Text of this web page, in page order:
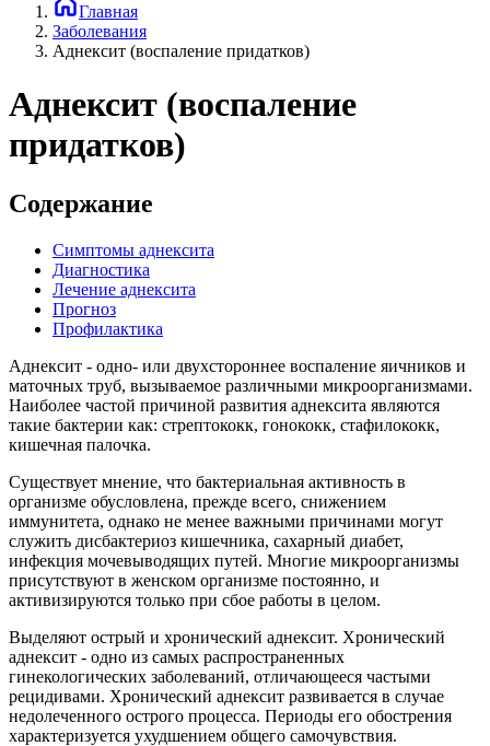
Главная
Заболевания
Аднексит (воспаление придатков)
Аднексит (воспаление
придатков)
Содержание
Симптомы аднексита
Диагностика
Лечение аднексита
Прогноз
Профилактика
Аднексит - одно- или двухстороннее воспаление яичников и
маточных труб, вызываемое различными микроорганизмами.
Наиболее частой причиной развития аднексита являются
такие бактерии как: стрептококк, гонококк, стафилококк,
кишечная палочка.
Существует мнение, что бактериальная активность в
организме обусловлена, прежде всего, снижением
иммунитета, однако не менее важными причинами могут
служить дисбактериоз кишечника, сахарный диабет,
инфекция мочевыводящих путей. Многие микроорганизмы
присутствуют в женском организме постоянно, и
активизируются только при сбое работы в целом.
Выделяют острый и хронический аднексит. Хронический
аднексит - одно из самых распространенных
гинекологических заболеваний, отличающееся частыми
рецидивами. Хронический аднексит развивается в случае
недолеченного острого процесса. Периоды его обострения
характеризуется ухудшением общего самочувствия.